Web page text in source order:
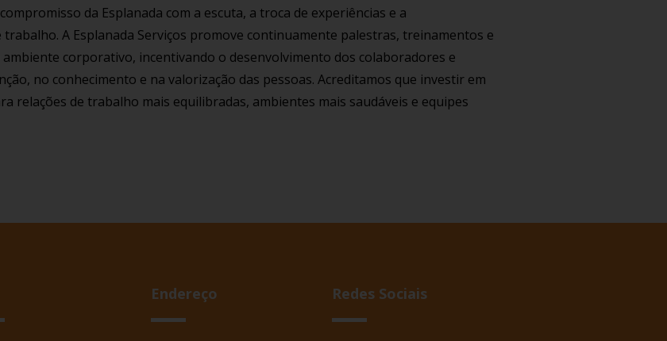
da Esplanada com a escuta, a troca de experiências e a
A Esplanada Serviços promove continuamente palestras, treinamentos e
corporativo, incentivando o desenvolvimento dos colaboradores e
no conhecimento e na valorização das pessoas. Acreditamos que investir em
relações de trabalho mais equilibradas, ambientes mais saudáveis e equipes
Endereço Redes Sociais